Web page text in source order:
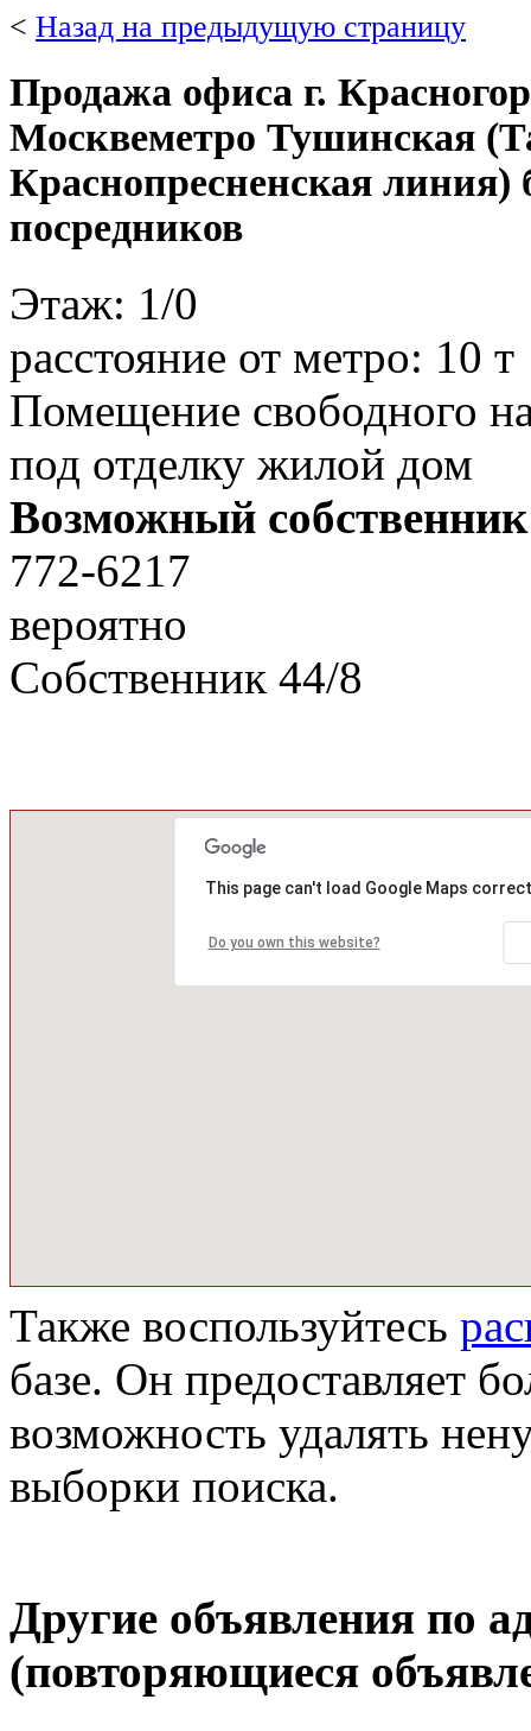
< Назад на предыдущую страницу
Продажа офиса г.
Москвеметро Тушинская
Краснопресненская линия)
посредников
Этаж: 1/0
расстояние от метро: 10 т
Помещение свободного
под отделку жилой дом
Возможный
772-6217
вероятно
Собственник 44/8
This page can't load Google Maps
Do you own this website?
Также воспользуйтесь
базе. Он предоставляет
возможность удалять
выборки поиска.
Другие объявления по
(повторяющиеся